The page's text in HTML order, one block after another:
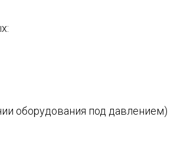
оборудования под давлением)